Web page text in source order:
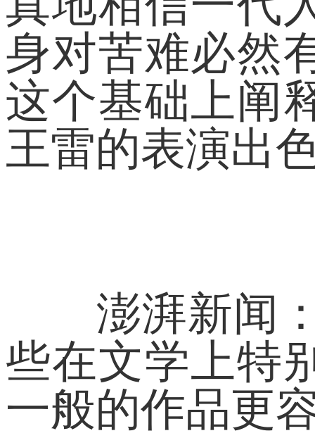
身对苦难必然
这个基础上阐
王雷的表演出
澎湃新闻：
些在文学上特
一般的作品更